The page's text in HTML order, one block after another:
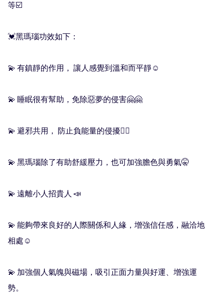
等☑️
💓黑瑪瑙功效如下：
💫 有鎮靜的作用， 讓人感覺到溫和而平靜☺️
💫 睡眠很有幫助，免除惡夢的侵害🤗🤗
💫 避邪共用， 防止負能量的侵擾😶‍🌫️
💫 黑瑪瑙除了有助舒緩壓力，也可加強膽色與勇氣🤫
💫 遠離小人招貴人 📣
💫 能夠帶來良好的人際關係和人緣，增強信任感，融洽地
相處☺️
💫 加強個人氣魄與磁場，吸引正面力量與好運、增強運
勢。